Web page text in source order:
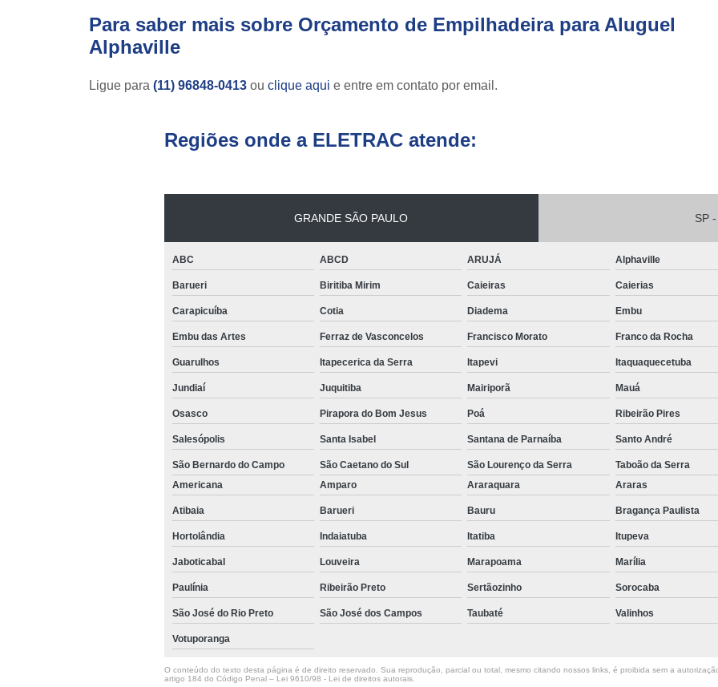
Conserto de
Empilhadeira
Empilhadeira
Empilhadeira à
Empilhadeira com
Empilhadeira
Empilhadeira de
Empilhadeira de Lítio Elétrica
Empilhadeira à Lítio São Paulo
Empilhadeira Elétrica Articulada
Empilhadeira Elétrica Hangcha
Empilhadeira Elétrica para Alugar
Empilhadeira Elétrica para
Empilhadeira Elétrica Toyota
Empilhadeira
Empilhadeira
Para saber mais sobre Orçamento de Empilhadeira para Aluguel
Alphaville
Ligue para (11) 96848-0413 ou clique aqui e entre em contato por email.
Regiões onde a ELETRAC atende:
GRANDE SÃO PAULO SP
ABC ABCD ARUJÁ Alphaville
Barueri Biritiba Mirim Caieiras Caierias
Carapicuíba Cotia Diadema Embu
Embu das Artes Ferraz de Vasconcelos Francisco Morato Franco da Rocha
Guarulhos Itapecerica da Serra Itapevi Itaquaquecetuba
Jundiaí Juquitiba Mairiporã Mauá
Osasco Pirapora do Bom Jesus Poá Ribeirão Pires
Salesópolis Santa Isabel Santana de Parnaíba Santo André
São Bernardo do Campo São Caetano do Sul São Lourenço da Serra Taboão da Serra
Americana
Amparo Araraquara Araras
Atibaia Barueri Bauru Bragança Paulista
Hortolândia Indaiatuba Itatiba Itupeva
Jaboticabal Louveira Marapoama Marília
Paulínia Ribeirão Preto Sertãozinho Sorocaba
São José do Rio Preto São José dos Campos Taubaté Valinhos
Votuporanga
O conteúdo do texto desta página é de direito reservado. Sua reprodução, parcial ou total, mesmo citando nossos links, é proibida sem a
artigo 184 do Código Penal – Lei 9610/98 - Lei de direitos autorais.